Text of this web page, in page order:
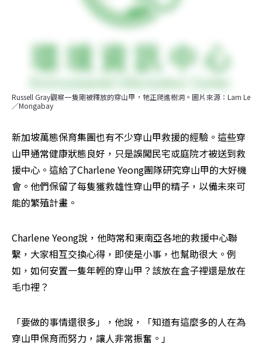
Russell Gray觀察一隻剛被釋放的穿山甲，牠正爬進樹洞。圖片來源：Lam Le
／Mongabay
新加坡萬態保育集團也有不少穿山甲救援的經驗。這些穿
山甲通常健康狀態良好，只是誤闖民宅或庭院才被送到救
援中心。這給了Charlene Yeong團隊研究穿山甲的大好機
會。他們保留了每隻獲救雄性穿山甲的精子，以備未來可
能的繁殖計畫。
Charlene Yeong說，他時常和東南亞各地的救援中心聯
繫，大家相互交換心得，即使是小事，也幫助很大。例
如，如何安置一隻年輕的穿山甲？該放在盒子裡還是放在
毛巾裡？
「要做的事情還很多」，他說，「知道有這麼多的人在為
穿山甲保育而努力，讓人非常振奮。」